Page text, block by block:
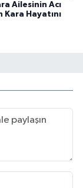
Ailesinin Acı
Kara Hayatını